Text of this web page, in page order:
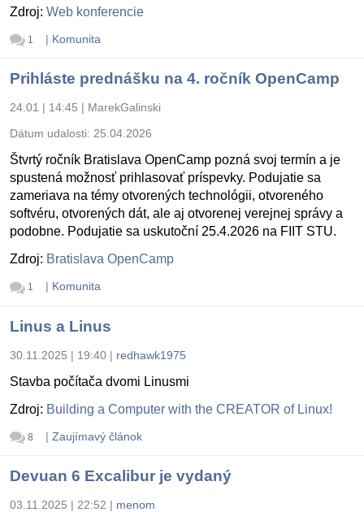
Zdroj: Web konferencie
1 | Komunita
Prihláste prednášku na 4. ročník OpenCamp
24.01 | 14:45 | MarekGalinski
Dátum udalosti: 25.04.2026
Štvrtý ročník Bratislava OpenCamp pozná svoj termín a je
spustená možnosť prihlasovať príspevky. Podujatie sa
zameriava na témy otvorených technológii, otvoreného
softvéru, otvorených dát, ale aj otvorenej verejnej správy a
podobne. Podujatie sa uskutoční 25.4.2026 na FIIT STU.
Zdroj: Bratislava OpenCamp
1 | Komunita
Linus a Linus
30.11.2025 | 19:40 | redhawk1975
Stavba počítača dvomi Linusmi
Zdroj: Building a Computer with the CREATOR of Linux!
8 | Zaujímavý článok
Devuan 6 Excalibur je vydaný
03.11.2025 | 22:52 | menom